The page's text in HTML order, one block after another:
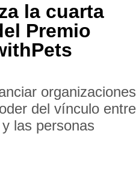
la cuarta
Premio
organizaciones
del vínculo entre
las personas